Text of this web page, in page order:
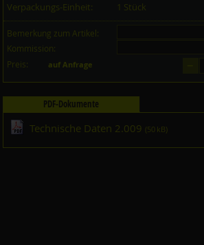
Verpackungs-Einheit:
1 Stück
Bemerkung zum Artikel:
Kommission:
Preis:
auf Anfrage
PDF-Dokumente
Technische Daten 2.009 (50 kB)